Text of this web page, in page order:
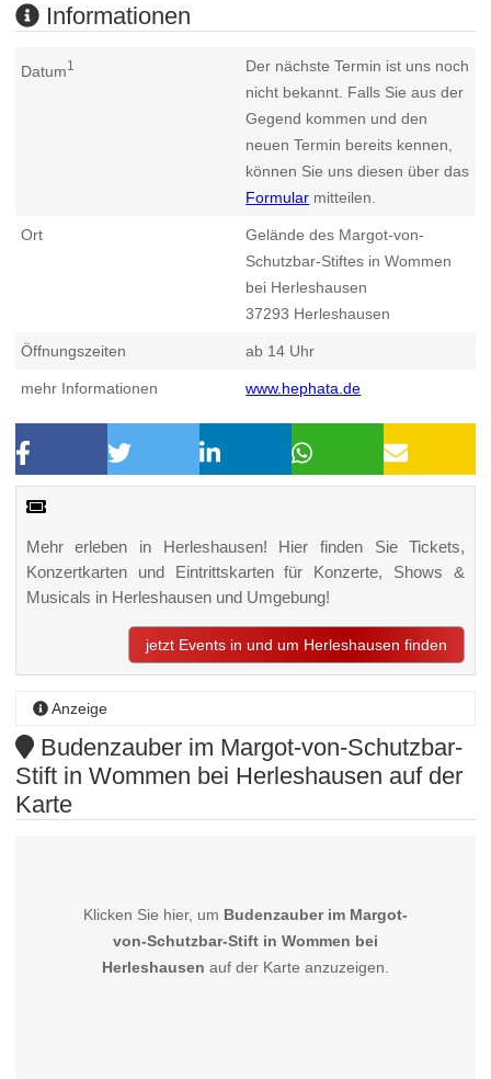
Informationen
Datum1
Der nächste Termin ist uns noch
nicht bekannt. Falls Sie aus der
Gegend kommen und den
neuen Termin bereits kennen,
können Sie uns diesen über das
Formular mitteilen.
Ort
Gelände des Margot-von-
Schutzbar-Stiftes in Wommen
bei Herleshausen
37293 Herleshausen
Öffnungszeiten ab 14 Uhr
mehr Informationen www.hephata.de
Mehr erleben in Herleshausen! Hier finden Sie Tickets,
Konzertkarten und Eintrittskarten für Konzerte, Shows &
Musicals in Herleshausen und Umgebung!
jetzt Events in und um Herleshausen finden
Anzeige
Budenzauber im Margot-von-Schutzbar-
Stift in Wommen bei Herleshausen auf der
Karte
Klicken Sie hier, um Budenzauber im Margot-
von-Schutzbar-Stift in Wommen bei
Herleshausen auf der Karte anzuzeigen.